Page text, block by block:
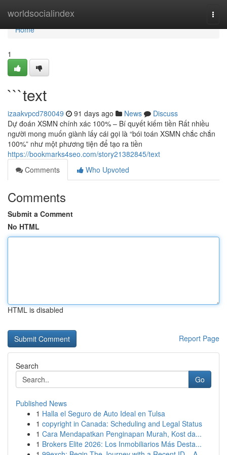
worldsocialindex
Home
Home
1
```text
izaakvpcd780049 91 days ago News
Discuss
Dự đoán XSMN chính xác 100% – Bí quyết kiếm tiền Rất nhiều
người mong muốn giành lấy cái gọi là “bói toán XSMN chắc chắn
100%” như một phương tiện để tạo ra tiền
https://bookmarks4seo.com/story21382845/text
Comments
Who Upvoted
Comments
Submit a Comment
No HTML
HTML is disabled
Report Page
Search
Go
Published News
1 Halla el Seguro de Auto Ideal en Tulsa
1 copyright in Canada: Scheduling and Legal Status
1 Cara Mendapatkan Penginapan Murah, Kost da...
1 Brokers Elite 2026: Los Inmobiliarios Más Desta...